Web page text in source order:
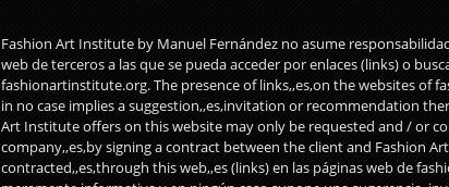
Fashion Art Institute by Manuel Fernández no asume
web de terceros a las que se pueda acceder por enlaces (links) o
fashionartinstitute.org. The presence of links,,es,on the websites of
in no case implies a suggestion,,es,invitation or recommendation
Art Institute offers on this website may only be requested and / or
company,,es,by signing a contract between the client and Fashion
contracted,,es,through this web,,es (links) en las páginas web de